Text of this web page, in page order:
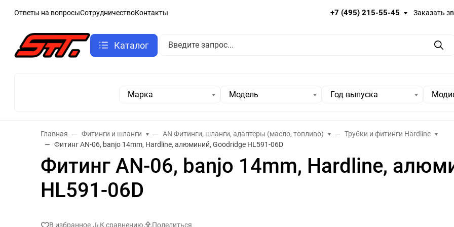
Ответы на вопросыСотрудничествоКонтакты +7 (495) 215-55-45 Заказать
Каталог
Марка Модель Год выпуска
Главная Фитинги и шланги AN Фитинги, шланги, адаптеры (масло, топливо)
Трубки и фитинги Hardline
Фитинг AN-06, banjo 14mm, Hardline, алюминий, Goodridge HL591-06D
Фитинг AN-06, banjo 14mm, Hardline,
HL591-06D
В избранное К сравнению Поделиться